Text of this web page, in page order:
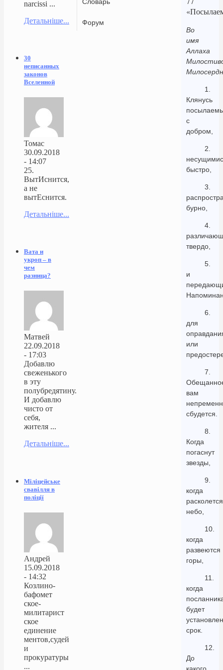
Форум
Во
имя
Аллаха
1.
Клянусь
с
добром,
2.
быстро,
3.
бурно,
4.
твердо,
5.
и
6.
для
или
7.
вам
сбудется.
8.
Когда
погаснут
звезды,
9.
когда
расколется
небо,
10.
когда
развеются
горы,
11.
когда
будет
установлен
срок.
12.
До
narcissi ...
Детальніше...
30
неписанных
законов
Вселенной
Томас
30.09.2018
- 14:07
25.
ВытИснится,
а не
вытЕснится.
Детальніше...
Вата и
укроп – в
чем
разница?
Матвей
22.09.2018
- 17:03
Добавлю
свеженького
в эту
полубредятину.
И добавлю
чисто от
себя,
жителя ...
Детальніше...
Міліцейське
свавілля в
поліції
Андрей
15.09.2018
- 14:32
Козлино-
бафомет
ское-
милитарист
ское
единение
ментов,судей
и
прокуратуры
...